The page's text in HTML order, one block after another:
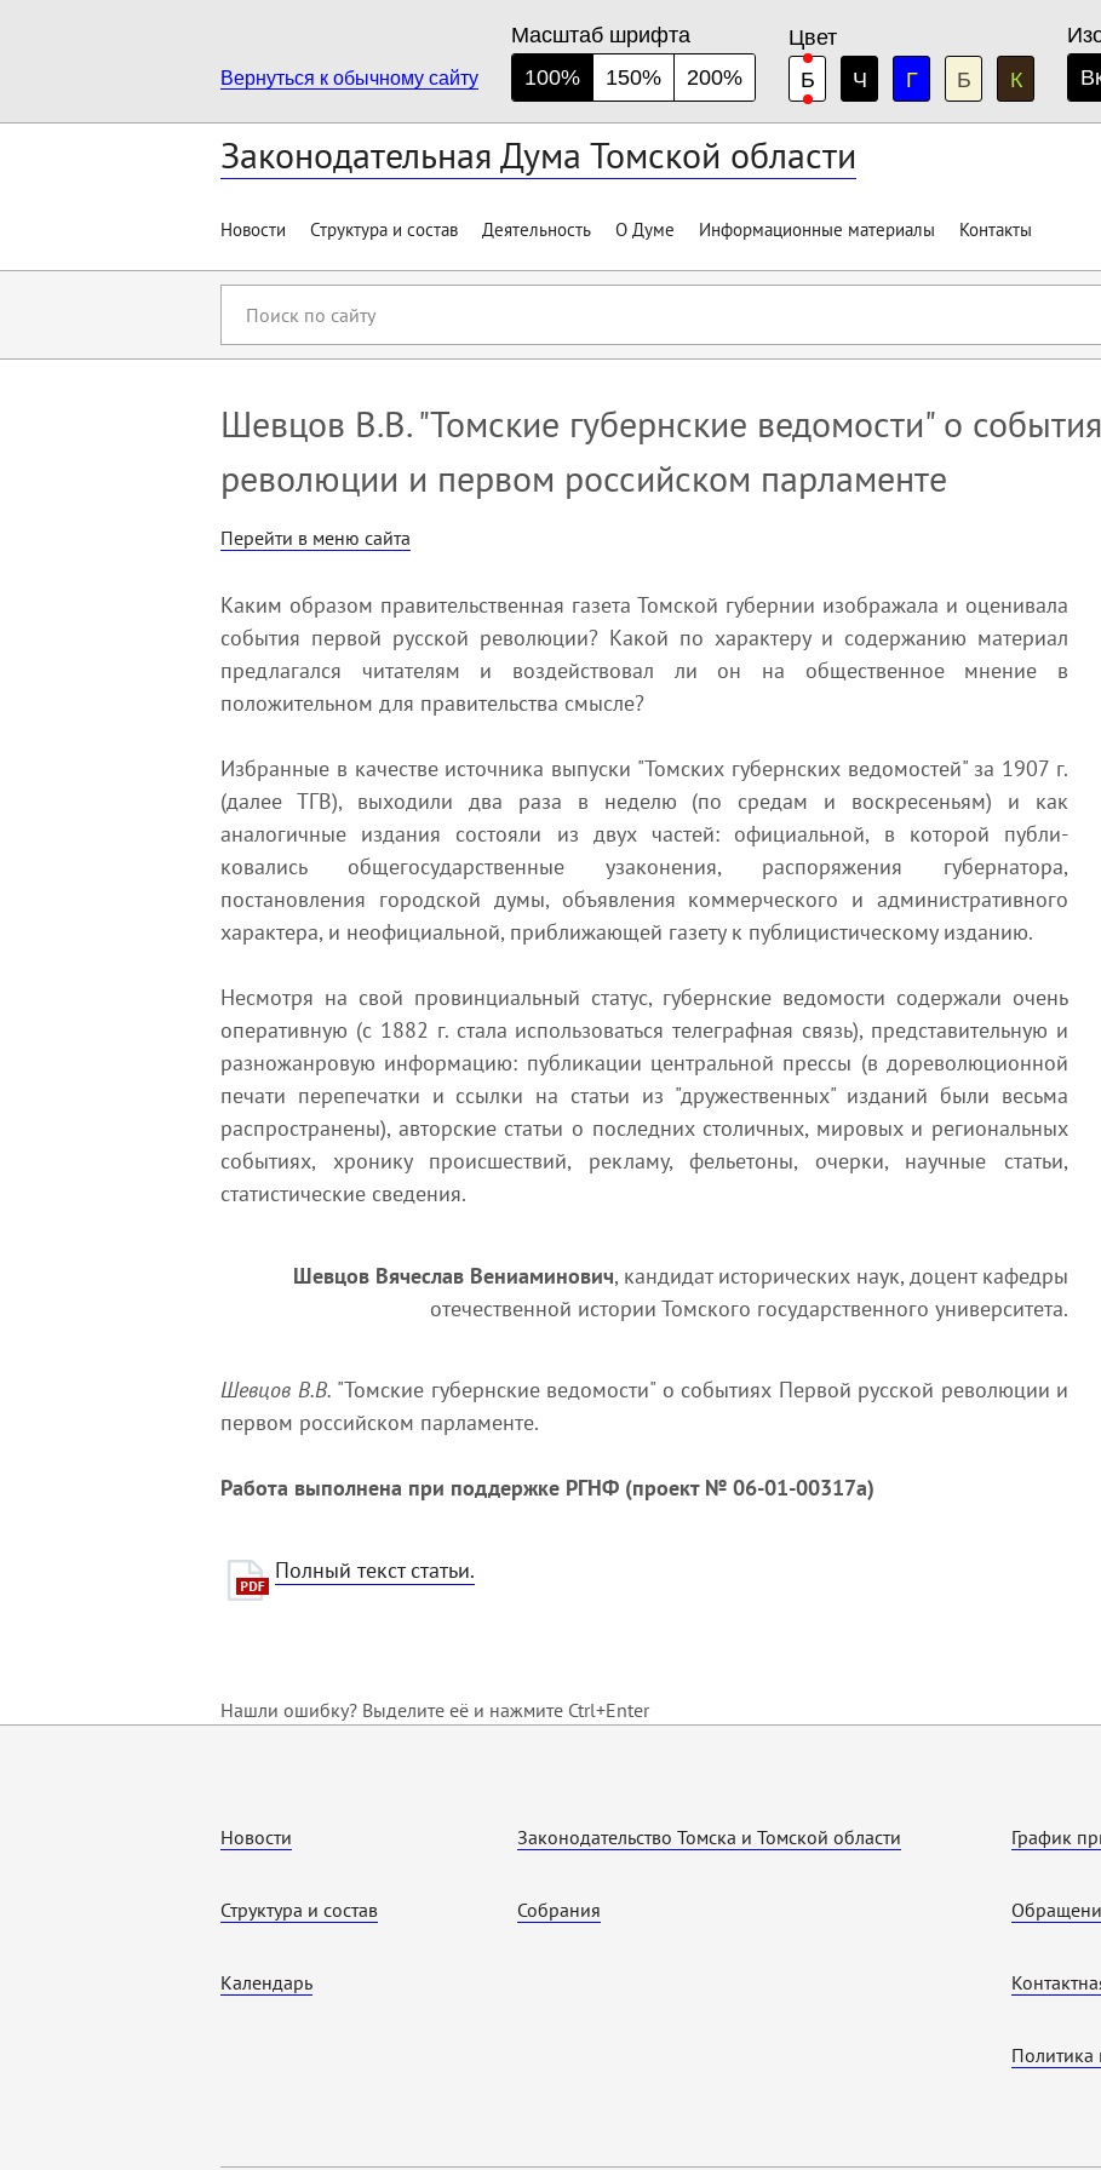
Вернуться к обычному сайту
Масштаб шрифта
100%
150% 200%
Цвет
Б
Ч Г Б К
Законодательная Дума Томской области
Новости Структура и состав Деятельность О Думе Информационные материалы Контакты
сайту
Шевцов В.В. "Томские губернские ведомости" о
революции и первом российском парламенте
Перейти в меню сайта
Каким образом правительственная газета Томской губернии изображала и оценивала
события первой русской революции? Какой по характеру и содержанию материал
предлагался читателям и воздействовал ли он на общественное мнение в
положительном для правительства смысле?
Избранные в качестве источника выпуски "Томских губернских ведомостей" за 1907 г.
(далее ТГВ), выходили два раза в неделю (по средам и воскресеньям) и как
аналогичные издания состояли из двух частей: официальной, в которой публи-
ковались общегосударственные узаконения, распоряжения губернатора,
постановления городской думы, объявления коммерческого и административного
характера, и неофициальной, приближающей газету к публицистическому изданию.
Несмотря на свой провинциальный статус, губернские ведомости содержали очень
оперативную (с 1882 г. стала использоваться телеграфная связь), представительную и
разножанровую информацию: публикации центральной прессы (в дореволюционной
печати перепечатки и ссылки на статьи из "дружественных" изданий были весьма
распространены), авторские статьи о последних столичных, мировых и региональных
событиях, хронику происшествий, рекламу, фельетоны, очерки, научные статьи,
статистические сведения.
Шевцов Вячеслав Вениаминович, кандидат исторических наук, доцент кафедры
отечественной истории Томского государственного университета.
Шевцов В.В. "Томские губернские ведомости" о событиях Первой русской революции и
первом российском парламенте.
Работа выполнена при поддержке РГНФ (проект № 06-01-00317а)
Полный текст статьи.
Нашли ошибку? Выделите её и нажмите Ctrl+Enter
Новости
Структура и состав
Календарь
Законодательство Томска и Томской области
Собрания
График
Политика